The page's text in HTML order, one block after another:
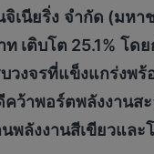
เนียริ่ง จำกัด (มหา
ท เติบโต 25.1% โดย
วงจรที่แข็งแกร่งพร้
ว้าพอร์ตพลังงานส
พลังงานสีเขียวและ